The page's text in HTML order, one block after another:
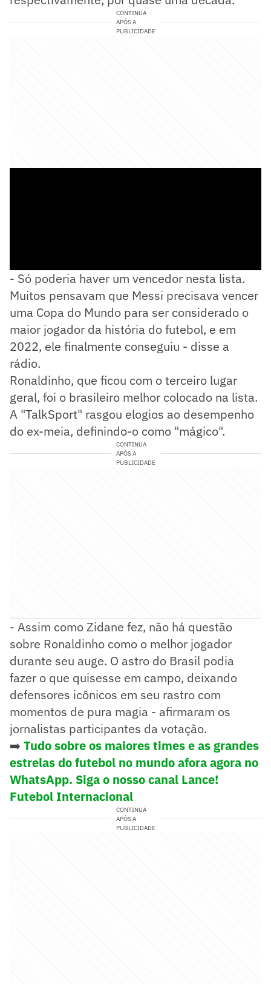
CONTINUA
APÓS A
PUBLICIDADE
- Só poderia haver um vencedor nesta lista.
Muitos pensavam que Messi precisava vencer
uma Copa do Mundo para ser considerado o
maior jogador da história do futebol, e em
2022, ele finalmente conseguiu - disse a
rádio.
Ronaldinho, que ficou com o terceiro lugar
geral, foi o brasileiro melhor colocado na lista.
A "TalkSport" rasgou elogios ao desempenho
do ex-meia, definindo-o como "mágico".
CONTINUA
APÓS A
PUBLICIDADE
- Assim como Zidane fez, não há questão
sobre Ronaldinho como o melhor jogador
durante seu auge. O astro do Brasil podia
fazer o que quisesse em campo, deixando
defensores icônicos em seu rastro com
momentos de pura magia - afirmaram os
jornalistas participantes da votação.
➡️ Tudo sobre os maiores times e as grandes
estrelas do futebol no mundo afora agora no
WhatsApp. Siga o nosso canal Lance!
Futebol Internacional
CONTINUA
APÓS A
PUBLICIDADE